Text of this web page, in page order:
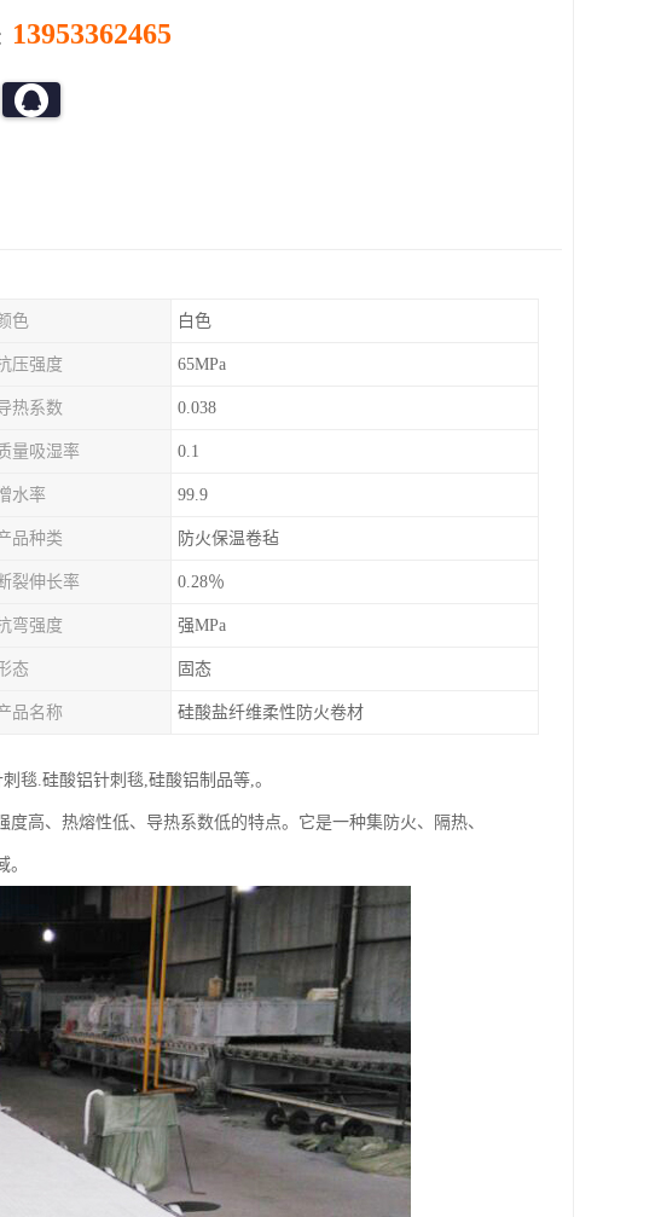
13953362465
色 白色
压强度 65MPa
热系数 0.038
量吸湿率 0.1
水率 99.9
品种类 防火保温卷毡
裂伸长率 0.28％
弯强度 强MPa
态 固态
品名称 硅酸盐纤维柔性防火卷材
毯.硅酸铝针刺毯,硅酸铝制品等,。
高、热熔性低、导热系数低的特点。它是一种集防火、隔热、